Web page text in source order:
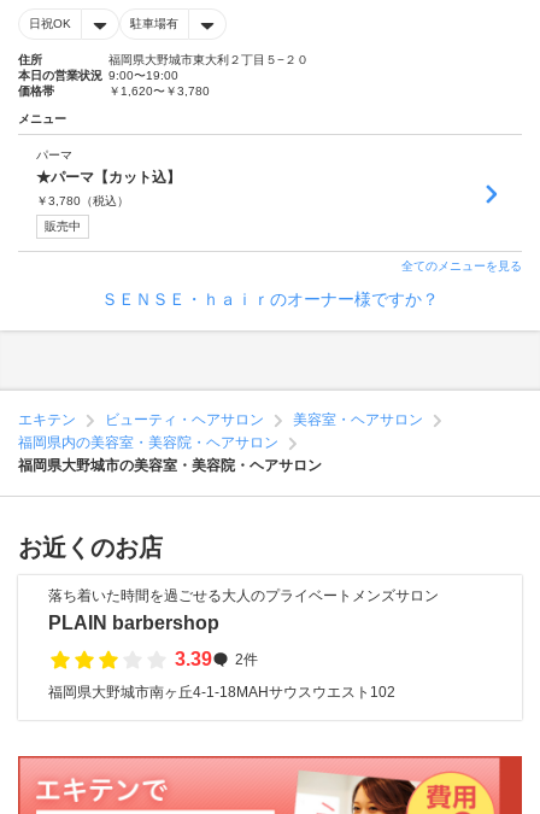
日祝OK 駐車場有
住所
福岡県大野城市東大利２丁目５−２０
本日の営業状況 9:00〜19:00
価格帯
￥1,620〜￥3,780
メニュー
パーマ
★パーマ【カット込】
￥3,780 （税込）
販売中
全てのメニューを見る
ＳＥＮＳＥ・ｈａｉｒのオーナー様ですか？
エキテン ビューティ・ヘアサロン
美容室・ヘアサロン
福岡県内の美容室・美容院・ヘアサロン
福岡県大野城市の美容室・美容院・ヘアサロン
お近くのお店
落ち着いた時間を過ごせる大人のプライベートメンズサロン
PLAIN barbershop
3.39
2件
福岡県大野城市南ヶ丘4-1-18MAHサウスウエスト102